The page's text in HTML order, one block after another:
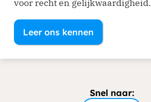
voor recht en gelijkwaardigheid.
Leer ons kennen
Snel naar: